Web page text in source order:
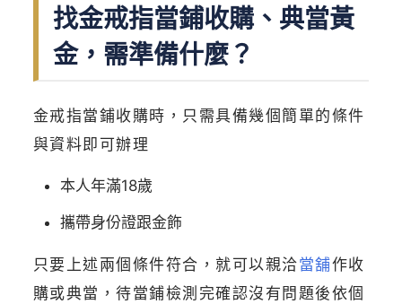
找金戒指當鋪收購、典當黃
金，需準備什麼？
金戒指當鋪收購時，只需具備幾個簡單的條件
與資料即可辦理
本人年滿18歲
攜帶身份證跟金飾
只要上述兩個條件符合，就可以親洽當舖作收
購或典當，待當鋪檢測完確認沒有問題後依個